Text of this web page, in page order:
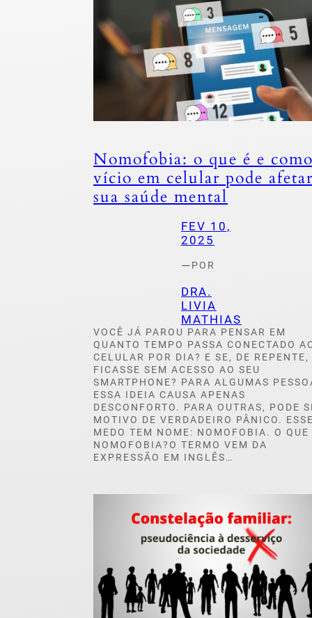
Nomofobia: o que é e
vício em celular pode
sua saúde mental
FEV 10,
2025
—POR
DRA.
LIVIA
MATHIAS
VOCÊ JÁ PAROU PARA PENSAR EM
QUANTO TEMPO PASSA CONECTADO
CELULAR POR DIA? E SE, DE REPENTE,
FICASSE SEM ACESSO AO SEU
SMARTPHONE? PARA ALGUMAS
ESSA IDEIA CAUSA APENAS
DESCONFORTO. PARA OUTRAS, PODE
MOTIVO DE VERDADEIRO PÂNICO.
MEDO TEM NOME: NOMOFOBIA. O QUE
NOMOFOBIA?O TERMO VEM DA
EXPRESSÃO EM INGLÊS…